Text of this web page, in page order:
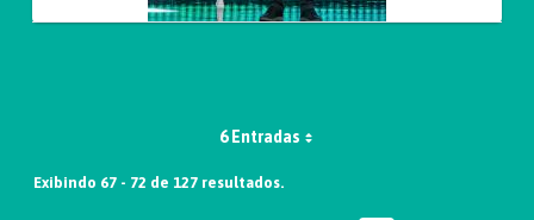
6 Entradas
Exibindo 67 - 72 de 127 resultados.